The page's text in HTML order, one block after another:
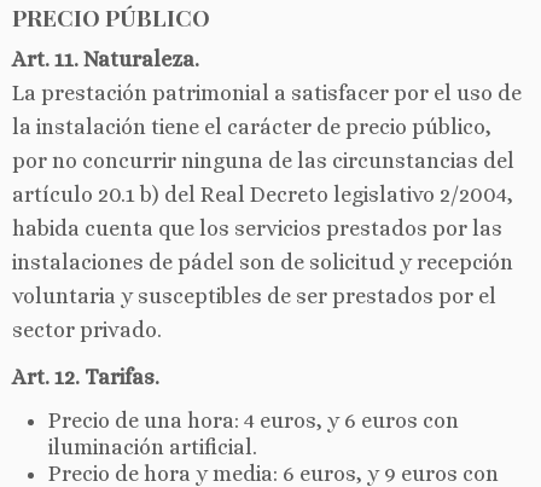
PRECIO PÚBLICO
Art. 11. Naturaleza.
La prestación patrimonial a satisfacer por el uso de
la instalación tiene el carácter de precio público,
por no concurrir ninguna de las circunstancias del
artículo 20.1 b) del Real Decreto legislativo 2/2004,
habida cuenta que los servicios prestados por las
instalaciones de pádel son de solicitud y recepción
voluntaria y susceptibles de ser prestados por el
sector privado.
Art. 12. Tarifas.
Precio de una hora: 4 euros, y 6 euros con
iluminación artificial.
Precio de hora y media: 6 euros, y 9 euros con